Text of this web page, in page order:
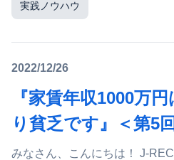
実践ノウハウ
2022/12/26
『家賃年収1000万
り貧乏です』＜第5
みなさん、こんにちは！ J-REC事